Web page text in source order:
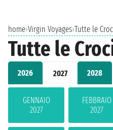
home›Virgin Voyages›Tutte le
Tutte le
2026 2027 2028
GENNAIO
2027
FEBBRAIO
2027